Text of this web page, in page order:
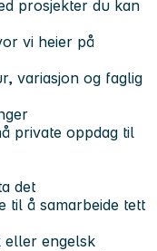
prosjekter du kan
vi heier på
variasjon og faglig
private oppdag til
det
til å samarbeide tett
eller engelsk